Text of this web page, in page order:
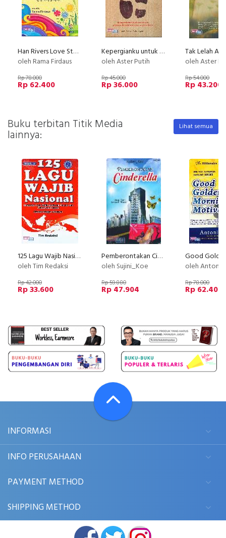
Han Rivers Love Story
oleh Rama Firdaus
Rp 78.000
Rp 62.400
Kepergianku untuk Kembali
oleh Aster Putih
Rp 45.000
Rp 36.000
oleh Aster
Rp 54.000
Rp 43.200
Buku terbitan Titik Media
lainnya:
Lihat semua
125 Lagu Wajib Nasional
oleh Tim Redaksi
Rp 42.000
Rp 33.600
Pemberontakan Cinderella : Awal Dari Sebuah Mimpi
oleh Sujini_Koe
Rp 59.880
Rp 47.904
oleh
Rp 78.000
Rp 62.400
INFORMASI
INFO PERUSAHAAN
PAYMENT METHOD
SHIPPING METHOD